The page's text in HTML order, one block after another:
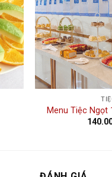
Menu Tiệc Ngọt